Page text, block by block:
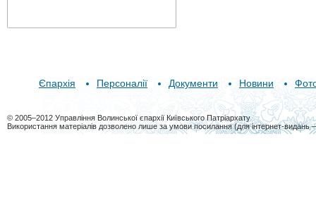
Єпархія Персоналії Документи Новини
© 2005–2012 Управління Волинської єпархії Київського Патріархату
Використання матеріалів дозволено лише за умови посилання (для інтернет-видань